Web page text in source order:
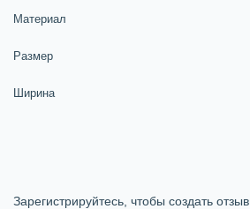
Материал
Размер
Ширина
Зарегистрируйтесь, чтобы создать отзыв.